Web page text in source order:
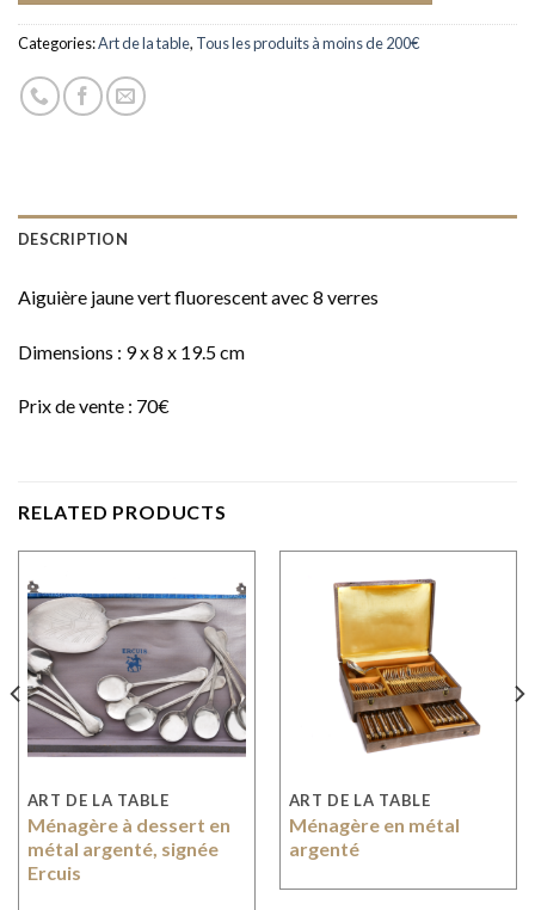
Categories:Art de la table, Tous les produits à moins de 200€
DESCRIPTION
Aiguière jaune vert fluorescent avec 8 verres
Dimensions : 9 x 8 x 19.5 cm
Prix de vente : 70€
RELATED PRODUCTS
ART DE LA TABLE
Ménagère à dessert en
métal argenté, signée
Ercuis
ART DE LA TABLE
Ménagère en métal
argenté